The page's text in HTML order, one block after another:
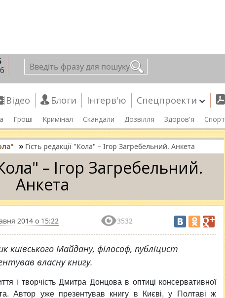
Відео Блоги Інтерв'ю Спецпроекти
Гроші Кримінал Скандали Дозвілля Здоров'я Спорт
» Гість редакції "Кола" – Ігор Загребельний. Анкета
– Ігор Загребельний.
Анкета
2014 о 15:22 3532
Майдану, філософ, публіцист
власну книгу.
і творчість Дмитра Донцова в оптиці консервативної
Автор уже презентував книгу в Києві, у Полтаві ж